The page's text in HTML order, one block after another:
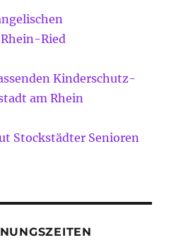
Ried
Kinderschutz-
am Rhein
Stockstädter Senioren